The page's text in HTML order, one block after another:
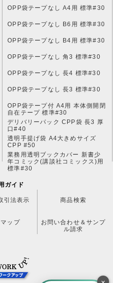
OPP袋テープなし A4用 標準#30
OPP袋テープなし B6用 標準#30
OPP袋テープなし B4用 標準#30
OPP袋テープなし 角3 標準#30
OPP袋テープなし 長4 標準#30
OPP袋テープなし 長3 標準#30
OPP袋テープ付 A4用 本体側開閉
自在テープ 標準#30
デリバリーパック CPP袋 長3 厚
口#40
透明手提げ袋 A4大きめサイズ
CPP #50
業務用透明ブックカバー 新書少
年コミック(講談社コミックス)用
標準#30
ガイド
引法表示 商品検索
ップ
お問い合わせ＆サンプ
ル請求